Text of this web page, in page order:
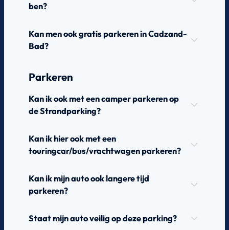
ben?
Kan men ook gratis parkeren in Cadzand-
Bad?
Parkeren
Kan ik ook met een camper parkeren op
de Strandparking?
Kan ik hier ook met een
touringcar/bus/vrachtwagen parkeren?
Kan ik mijn auto ook langere tijd
parkeren?
Staat mijn auto veilig op deze parking?